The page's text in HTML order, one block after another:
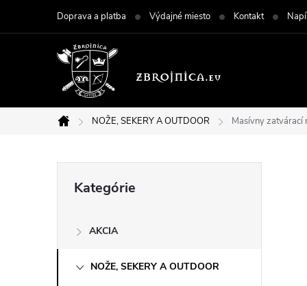
Doprava a platba Výdajné miesto Kontakt
Domov
NOŽE, SEKERY A OUTDOOR Masívny zatvárací
č
kategórie
Kategórie
AKCIA
NOŽE, SEKERY A OUTDOOR